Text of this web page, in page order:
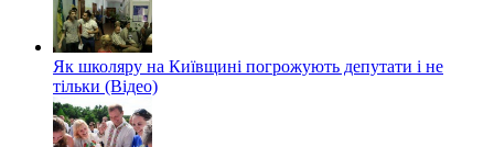
Як школяру на Київщині погрожують депутати і не
тільки (Відео)